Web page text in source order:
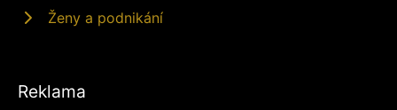
Ženy a podnikání
Reklama